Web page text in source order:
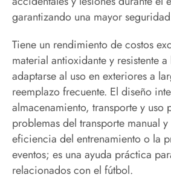
garantizando una mayor
Tiene un rendimiento de costos
material antioxidante y resistente
adaptarse al uso en exteriores a
reemplazo frecuente. El diseño
almacenamiento, transporte y uso
problemas del transporte manual
eficiencia del entrenamiento o la
eventos; es una ayuda práctica
relacionados con el fútbol.